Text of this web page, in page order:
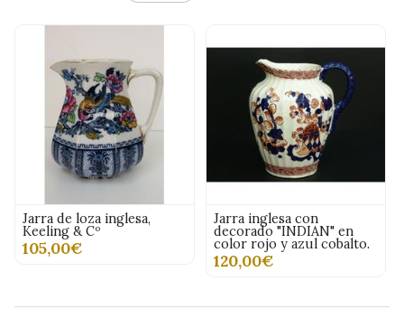
Jarra de loza inglesa,
Keeling & Cº
105,00€
Jarra inglesa con
decorado "INDIAN" en
color rojo y azul cobalto.
120,00€